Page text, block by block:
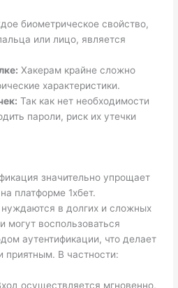
биометрическое свойство,
или лицо, является
Хакерам крайне сложно
характеристики.
Так как нет необходимости
пароли, риск их утечки
значительно упрощает
платформе 1хбет.
в долгих и сложных
могут воспользоваться
аутентификации, что делает
приятным. В частности:
осуществляется мгновенно,